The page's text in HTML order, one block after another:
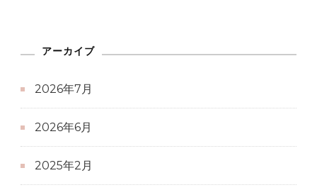
アーカイブ
2026年7月
2026年6月
2025年2月